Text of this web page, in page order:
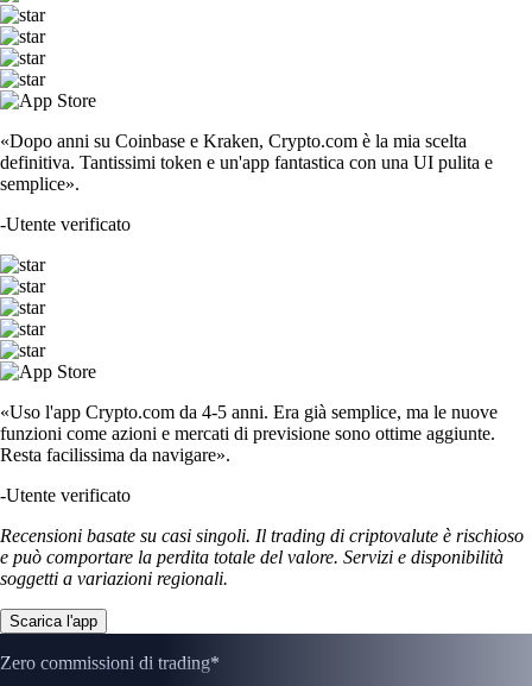
«Dopo anni su Coinbase e Kraken, Crypto.com è la mia scelta
definitiva. Tantissimi token e un'app fantastica con una UI pulita e
semplice».
-Utente verificato
«Uso l'app Crypto.com da 4-5 anni. Era già semplice, ma le nuove
funzioni come azioni e mercati di previsione sono ottime aggiunte.
Resta facilissima da navigare».
-Utente verificato
Recensioni basate su casi singoli. Il trading di criptovalute è rischioso
e può comportare la perdita totale del valore. Servizi e disponibilità
soggetti a variazioni regionali.
Scarica l'app
Zero commissioni di trading*